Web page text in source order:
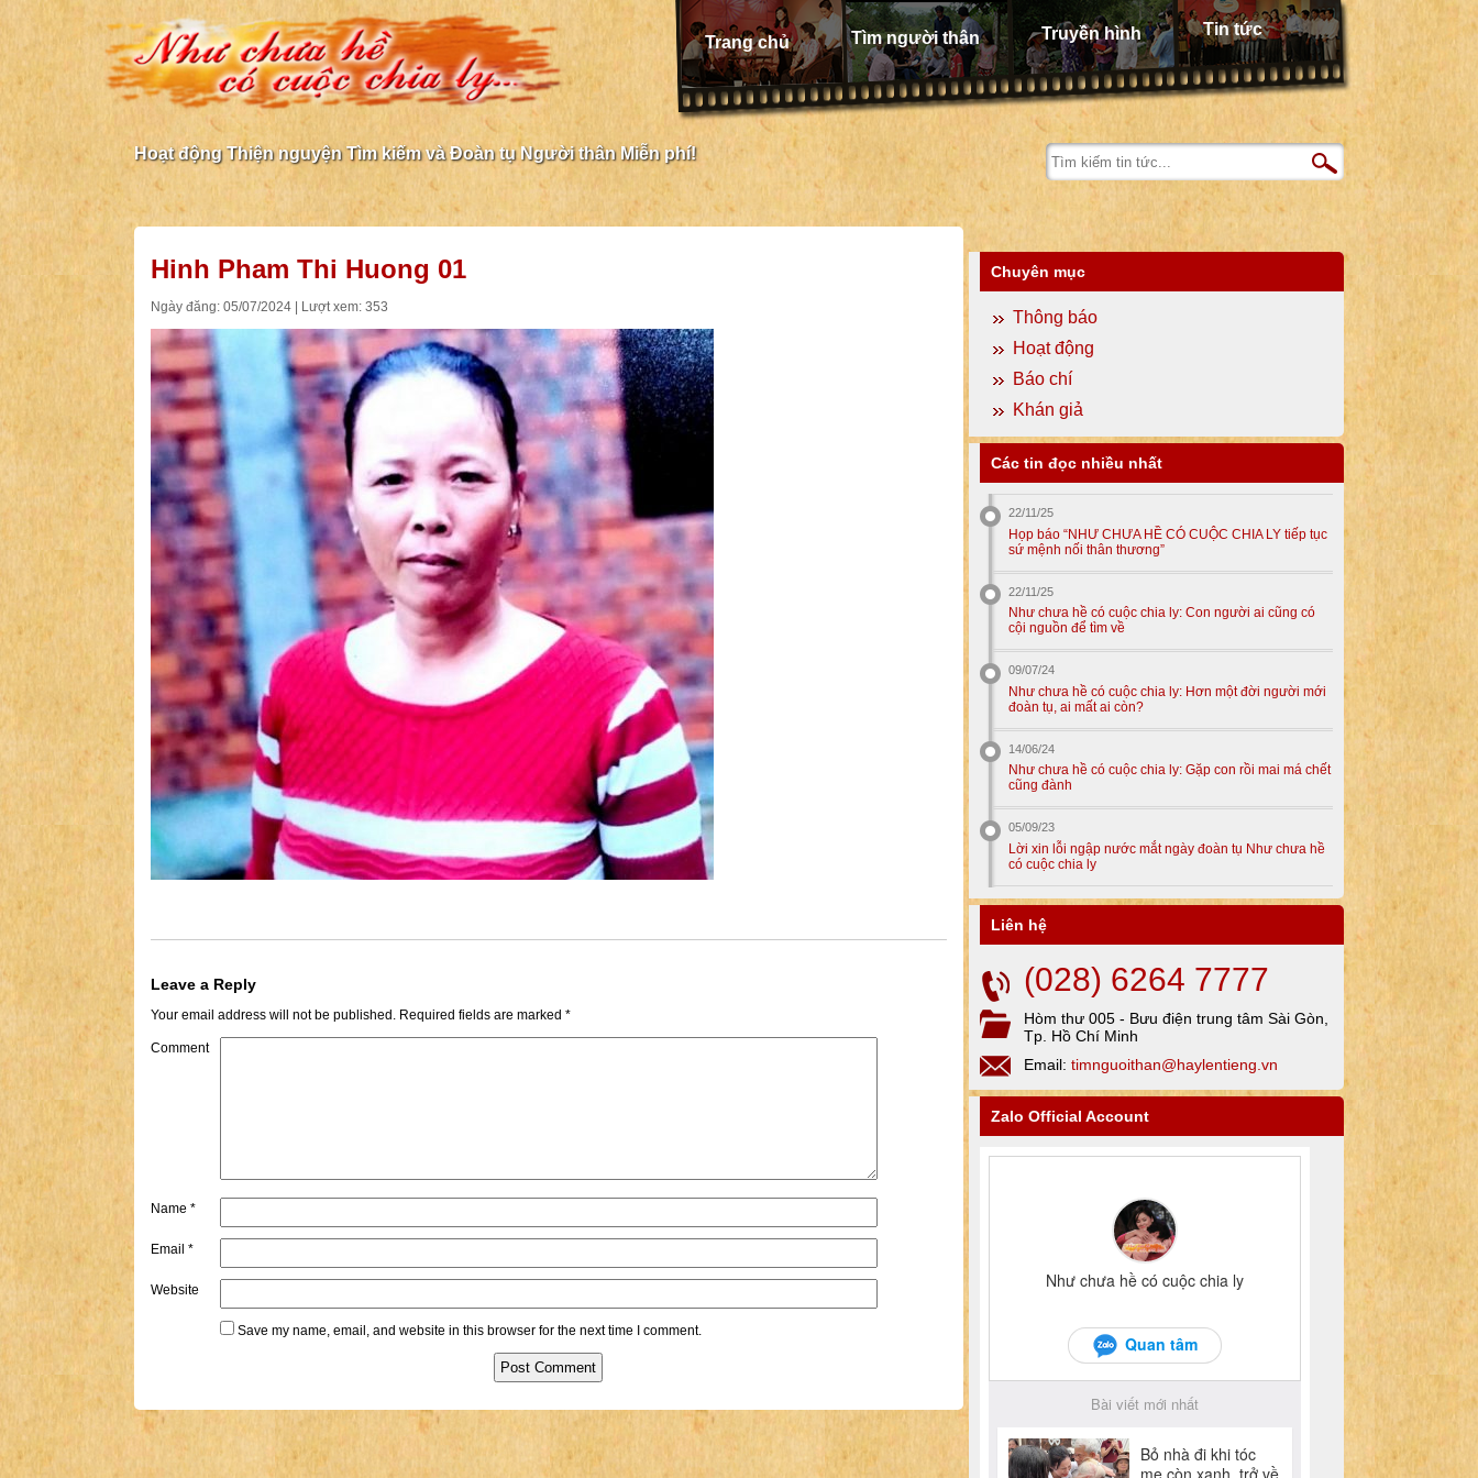
Trang chủ Tìm người thân Truyền hình Tin tức
Hoạt động Thiện nguyện Tìm kiếm và Đoàn tụ Người thân Miễn phí!
Hinh Pham Thi Huong 01
Ngày đăng: 05/07/2024 | Lượt xem: 353
Leave a Reply
Your email address will not be published. Required fields are marked *
Comment
Name *
Email *
Website
Save my name, email, and website in this browser for the next time I comment.
Chuyên mục
Thông báo
Hoạt động
Báo chí
Khán giả
Các tin đọc nhiều nhất
22/11/25
Họp báo “NHƯ CHƯA HỀ CÓ CUỘC CHIA LY tiếp tục
sứ mệnh nối thân thương”
22/11/25
Như chưa hề có cuộc chia ly: Con người ai cũng có
cội nguồn để tìm về
09/07/24
Như chưa hề có cuộc chia ly: Hơn một đời người mới
đoàn tụ, ai mất ai còn?
14/06/24
Như chưa hề có cuộc chia ly: Gặp con rồi mai má chết
cũng đành
05/09/23
Lời xin lỗi ngập nước mắt ngày đoàn tụ Như chưa hề
có cuộc chia ly
Liên hệ
(028) 6264 7777
Hòm thư 005 - Bưu điện trung tâm Sài Gòn,
Tp. Hồ Chí Minh
Email: timnguoithan@haylentieng.vn
Zalo Official Account